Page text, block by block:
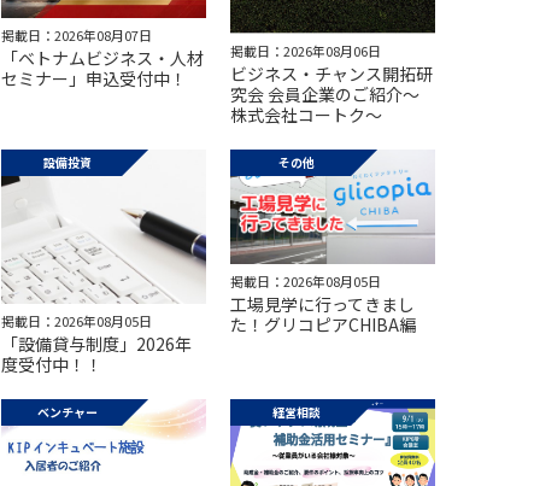
掲載日：2026年08月07日
「ベトナムビジネス・人材
セミナー」申込受付中！
掲載日：2026年08月06日
ビジネス・チャンス開拓研
究会 会員企業のご紹介～
株式会社コートク～
設備投資
掲載日：2026年08月05日
「設備貸与制度」2026年
度受付中！！
その他
掲載日：2026年08月05日
工場見学に行ってきまし
た！グリコピアCHIBA編
ベンチャー 経営相談